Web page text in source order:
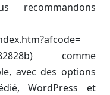
recommandons
comme
avec des options
WordPress et